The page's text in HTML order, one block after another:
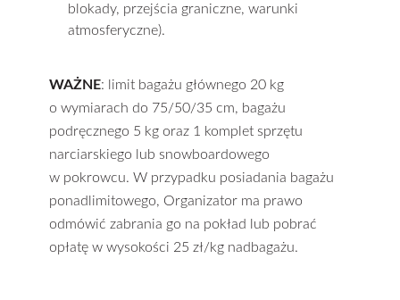
blokady, przejścia graniczne, warunki
atmosferyczne).
WAŻNE: limit bagażu głównego 20 kg
o wymiarach do 75/50/35 cm, bagażu
podręcznego 5 kg oraz 1 komplet sprzętu
narciarskiego lub snowboardowego
w pokrowcu. W przypadku posiadania bagażu
ponadlimitowego, Organizator ma prawo
odmówić zabrania go na pokład lub pobrać
opłatę w wysokości 25 zł/kg nadbagażu.